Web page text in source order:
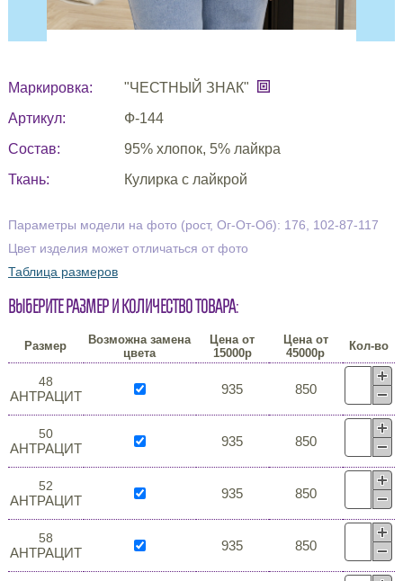
Маркировка:
"ЧЕСТНЫЙ ЗНАК"
Артикул:
Ф-144
Состав:
95% хлопок, 5% лайкра
Ткань:
Кулирка с лайкрой
Параметры модели на фото (рост, Ог-От-Об): 176, 102-87-117
Цвет изделия может отличаться от фото
Таблица размеров
Выберите размер и количество товара:
Размер
Возможна замена
цвета
Цена от
15000р
Цена от
45000р
Кол-во
48
АНТРАЦИТ 935 850
50
АНТРАЦИТ 935 850
52
АНТРАЦИТ 935 850
58
АНТРАЦИТ 935 850